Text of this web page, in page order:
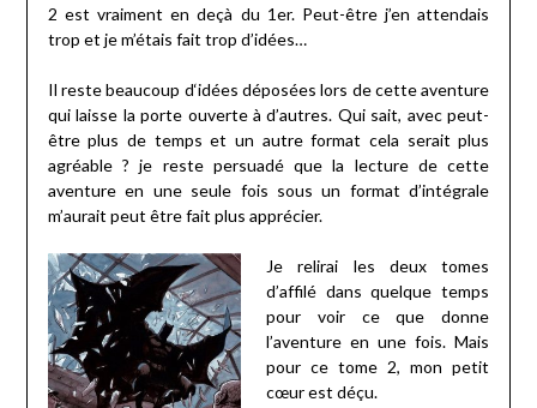
2 est vraiment en deçà du 1er. Peut-être j’en attendais
trop et je m’étais fait trop d’idées…
Il reste beaucoup d‘idées déposées lors de cette aventure
qui laisse la porte ouverte à d’autres. Qui sait, avec peut-
être plus de temps et un autre format cela serait plus
agréable ? je reste persuadé que la lecture de cette
aventure en une seule fois sous un format d’intégrale
m’aurait peut être fait plus apprécier.
Je relirai les deux tomes
d’affilé dans quelque temps
pour voir ce que donne
l’aventure en une fois. Mais
pour ce tome 2, mon petit
cœur est déçu.